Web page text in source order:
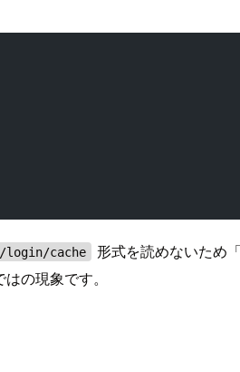
login/cache
形式を読めないため
の現象です。